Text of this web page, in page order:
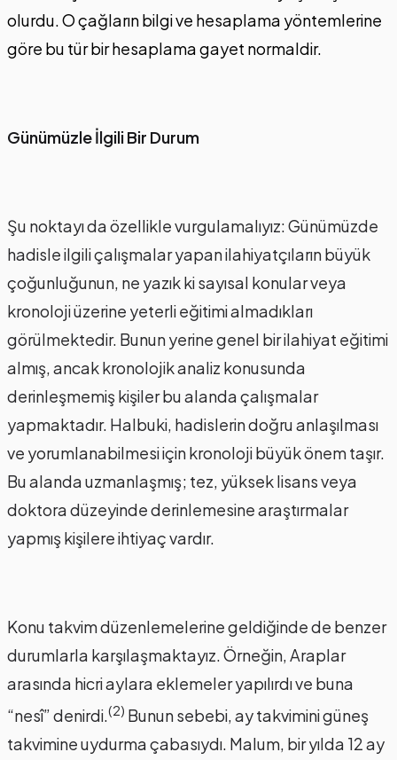
olurdu. O çağların bilgi ve hesaplama yöntemlerine
göre bu tür bir hesaplama gayet normaldir.
Günümüzle İlgili Bir Durum
Şu noktayı da özellikle vurgulamalıyız: Günümüzde
hadisle ilgili çalışmalar yapan ilahiyatçıların büyük
çoğunluğunun, ne yazık ki sayısal konular veya
kronoloji üzerine yeterli eğitimi almadıkları
görülmektedir. Bunun yerine genel bir ilahiyat eğitimi
almış, ancak kronolojik analiz konusunda
derinleşmemiş kişiler bu alanda çalışmalar
yapmaktadır. Halbuki, hadislerin doğru anlaşılması
ve yorumlanabilmesi için kronoloji büyük önem taşır.
Bu alanda uzmanlaşmış; tez, yüksek lisans veya
doktora düzeyinde derinlemesine araştırmalar
yapmış kişilere ihtiyaç vardır.
Konu takvim düzenlemelerine geldiğinde de benzer
durumlarla karşılaşmaktayız. Örneğin, Araplar
arasında hicri aylara eklemeler yapılırdı ve buna
“nesî” denirdi. (2) Bunun sebebi, ay takvimini güneş
takvimine uydurma çabasıydı. Malum, bir yılda 12 ay